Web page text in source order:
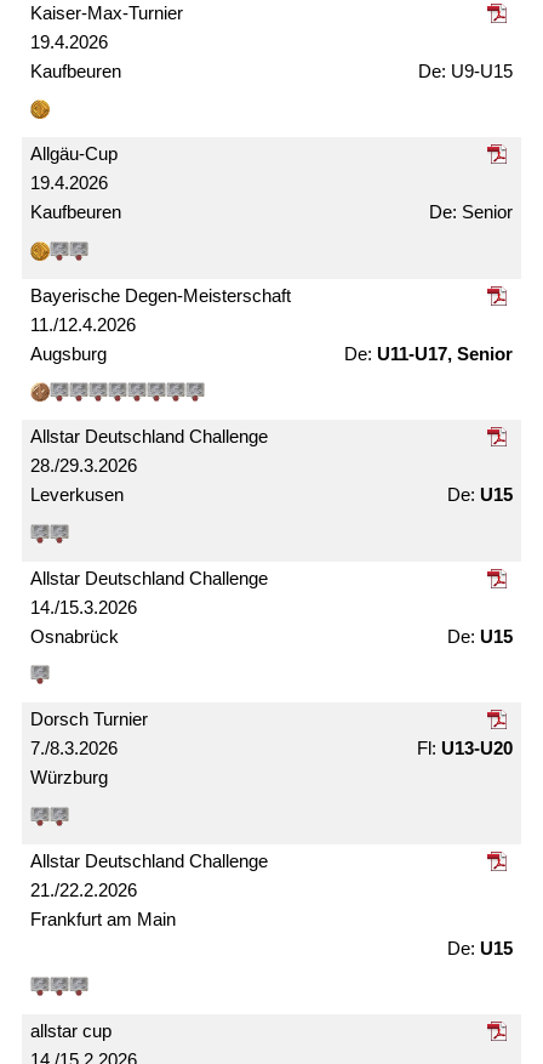
19.4.2026
Kaiser-Max-Turnier
Kaufbeuren U9-U15
19.4.2026
Allgäu-Cup
Kaufbeuren Senior
11./12.4.2026
Bayerische Degen-Meister­schaft
Augsburg U11-U17, Senior
28./29.3.2026
Allstar Deutschland Challenge
Leverkusen U15
14./15.3.2026
Allstar Deutschland Challenge
Osnabrück U15
7./8.3.2026
Dorsch Turnier
Würzburg
U13-U20
21./22.2.2026
Allstar Deutschland Challenge
Frankfurt am Main
U15
allstar cup